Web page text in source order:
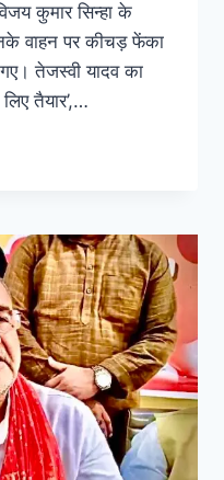
कुमार सिन्हा के
वाहन पर कीचड़ फेंका
गए। तेजस्वी यादव का
तैयार’,…